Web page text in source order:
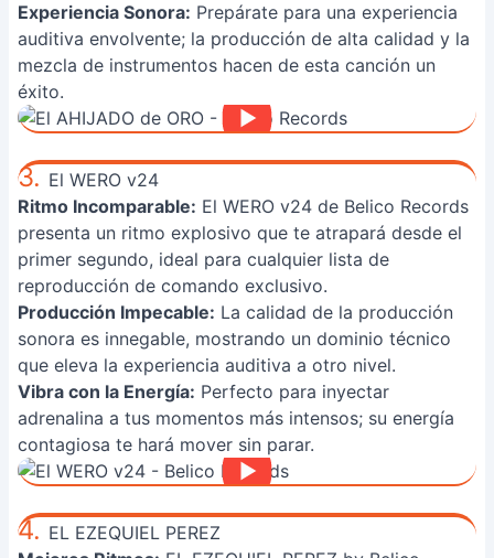
Experiencia Sonora: Prepárate para una experiencia
auditiva envolvente; la producción de alta calidad y la
mezcla de instrumentos hacen de esta canción un
éxito.
3. El WERO v24
Ritmo Incomparable: El WERO v24 de Belico Records
presenta un ritmo explosivo que te atrapará desde el
primer segundo, ideal para cualquier lista de
reproducción de comando exclusivo.
Producción Impecable: La calidad de la producción
sonora es innegable, mostrando un dominio técnico
que eleva la experiencia auditiva a otro nivel.
Vibra con la Energía: Perfecto para inyectar
adrenalina a tus momentos más intensos; su energía
contagiosa te hará mover sin parar.
4. EL EZEQUIEL PEREZ